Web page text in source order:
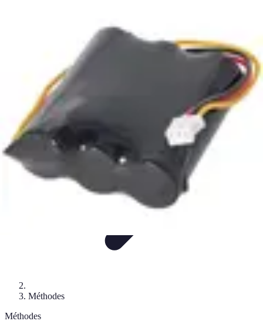
Langue Enfantine
Méthodes
Méthodes